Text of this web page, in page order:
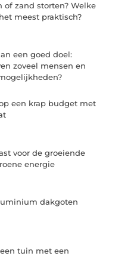
of zand storten? Welke
meest praktisch?
een goed doel:
zoveel mensen en
een krap budget met
voor de groeiende
energie
dakgoten
tuin met een